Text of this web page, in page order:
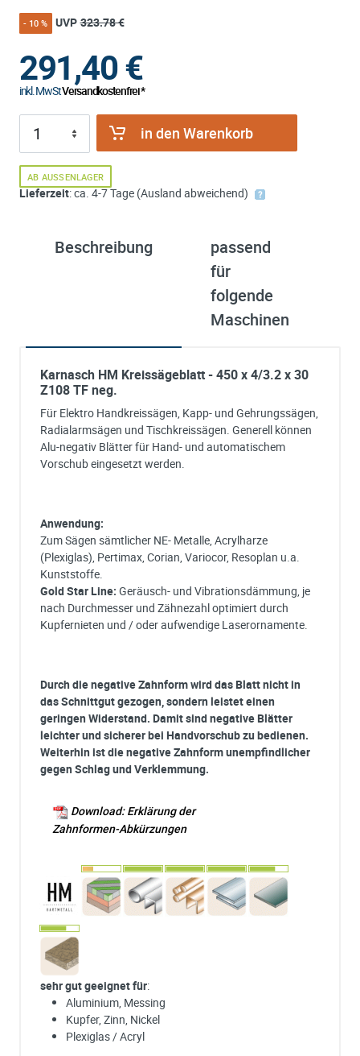
- 10 % UVP 323.78 €
291,40€
inkl. MwStVersandkostenfrei *
in den Warenkorb
AB AUSSENLAGER
Lieferzeit: ca. 4-7 Tage (Ausland abweichend)
Beschreibung
passend
für
folgende
Maschinen
Karnasch HM Kreissägeblatt - 450 x 4/3.2 x 30
Z108 TF neg.
Für Elektro Handkreissägen, Kapp- und Gehrungssägen,
Radialarmsägen und Tischkreissägen. Generell können
Alu-negativ Blätter für Hand- und automatischem
Vorschub eingesetzt werden.
Anwendung:
Zum Sägen sämtlicher NE- Metalle, Acrylharze
(Plexiglas), Pertimax, Corian, Variocor, Resoplan u.a.
Kunststoffe.
Gold Star Line: Geräusch- und Vibrationsdämmung, je
nach Durchmesser und Zähnezahl optimiert durch
Kupfernieten und / oder aufwendige Laserornamente.
Durch die negative Zahnform wird das Blatt nicht in
das Schnittgut gezogen, sondern leistet einen
geringen Widerstand. Damit sind negative Blätter
leichter und sicherer bei Handvorschub zu bedienen.
Weiterhin ist die negative Zahnform unempfindlicher
gegen Schlag und Verklemmung.
Download: Erklärung der
Zahnformen-Abkürzungen
sehr gut geeignet für:
Aluminium, Messing
Kupfer, Zinn, Nickel
Plexiglas / Acryl